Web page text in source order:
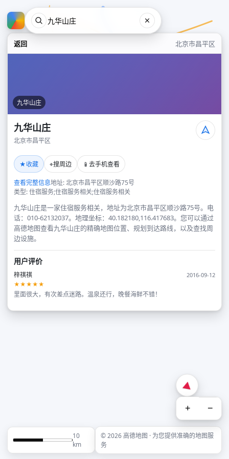
返回 北京市昌平区
九华山庄
九华山庄
北京市昌平区
★收藏 ⌖搜周边 📱 去手机查看
查看完整信息地址: 北京市昌平区顺沙路75号
类型: 住宿服务;住宿服务相关;住宿服务相关
九华山庄是一家住宿服务相关，地址为北京市昌平区顺沙路75号。电
话：010-62132037。地理坐标：40.182180,116.417683。您可以通过
高德地图查看九华山庄的精确地图位置、规划到达路线，以及查找周
边设施。
用户评价
梓祺祺
2016-09-12
★★★★★
里面很大，有次差点迷路。温泉还行，晚餐海鲜不错！
+ −
10
km
© 2026 高德地图 · 为您提供准确的地图服
务